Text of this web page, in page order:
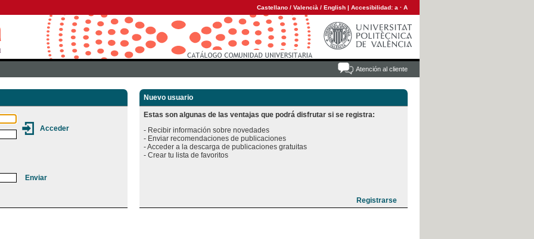
Castellano / Valencià / English | Accesibilidad: a · A
Atención al cliente
Nuevo usuario
Estas son algunas de las ventajas que podrá disfrutar si se registra:
- Recibir información sobre novedades
- Enviar recomendaciones de publicaciones
- Acceder a la descarga de publicaciones gratuitas